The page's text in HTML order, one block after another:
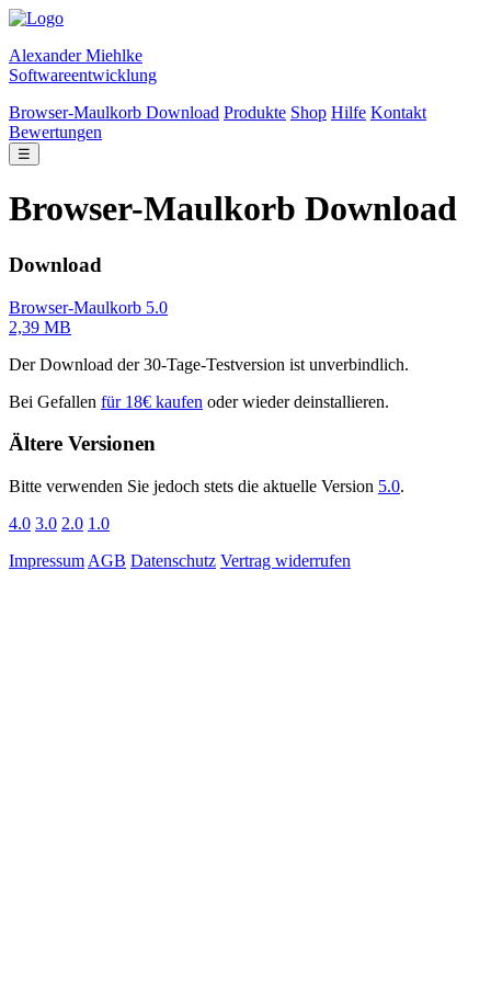
Alexander Miehlke
Softwareentwicklung
Browser-Maulkorb Download Produkte Shop Hilfe Kontakt
Bewertungen
☰
Browser-Maulkorb Download
Download
Browser-Maulkorb 5.0
2,39 MB
Der Download der 30-Tage-Testversion ist unverbindlich.
Bei Gefallen für 18€ kaufen oder wieder deinstallieren.
Ältere Versionen
Bitte verwenden Sie jedoch stets die aktuelle Version 5.0.
4.0 3.0 2.0 1.0
Impressum AGB Datenschutz Vertrag widerrufen